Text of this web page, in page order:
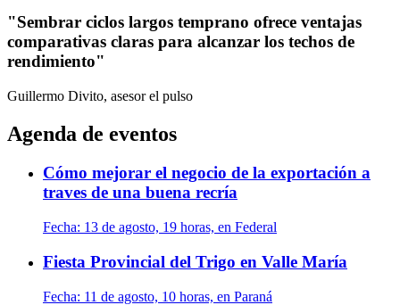
"Sembrar ciclos largos temprano ofrece ventajas
comparativas claras para alcanzar los techos de
rendimiento"
Guillermo Divito, asesor el pulso
Agenda de eventos
Cómo mejorar el negocio de la exportación a
traves de una buena recría
Fecha: 13 de agosto, 19 horas, en Federal
Fiesta Provincial del Trigo en Valle María
Fecha: 11 de agosto, 10 horas, en Paraná